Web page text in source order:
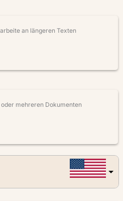
an längeren Texten
mehreren Dokumenten